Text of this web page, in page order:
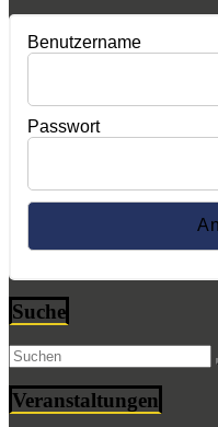
Benutzername
Passwort
Suche
Veranstaltungen